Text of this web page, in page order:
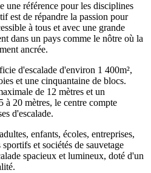
une référence pour les disciplines
est de répandre la passion pour
à tous et avec une grande
dans un pays comme le nôtre où la
ancrée.
d'escalade d'environ 1 400m²,
et une cinquantaine de blocs.
de 12 mètres et un
à 20 mètres, le centre compte
d'escalade.
enfants, écoles, entreprises,
et sociétés de sauvetage
spacieux et lumineux, doté d'un